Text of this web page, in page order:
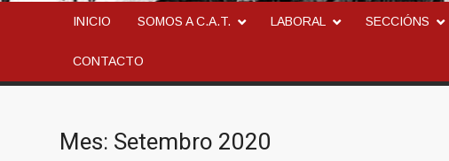
CONFEDERACION
INICIO SOMOS A C.A.T. LABORAL SECCIÓNS
CONTACTO
Mes: Setembro 2020